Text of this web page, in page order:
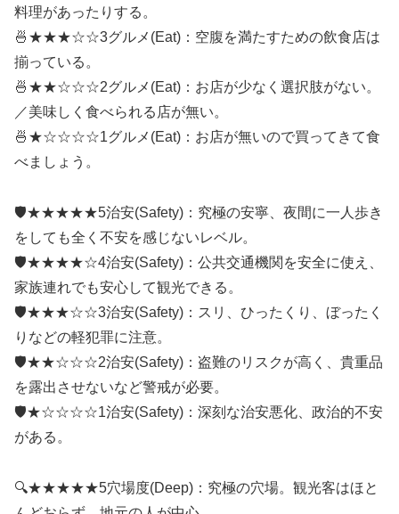
料理があったりする。
🍜★★★☆☆3グルメ(Eat)：空腹を満たすための飲食店は
揃っている。
🍜★★☆☆☆2グルメ(Eat)：お店が少なく選択肢がない。
／美味しく食べられる店が無い。
🍜★☆☆☆☆1グルメ(Eat)：お店が無いので買ってきて食
べましょう。
🛡️★★★★★5治安(Safety)：究極の安寧、夜間に一人歩き
をしても全く不安を感じないレベル。
🛡️★★★★☆4治安(Safety)：公共交通機関を安全に使え、
家族連れでも安心して観光できる。
🛡️★★★☆☆3治安(Safety)：スリ、ひったくり、ぼったく
りなどの軽犯罪に注意。
🛡️★★☆☆☆2治安(Safety)：盗難のリスクが高く、貴重品
を露出させないなど警戒が必要。
🛡️★☆☆☆☆1治安(Safety)：深刻な治安悪化、政治的不安
がある。
🔍★★★★★5穴場度(Deep)：究極の穴場。観光客はほと